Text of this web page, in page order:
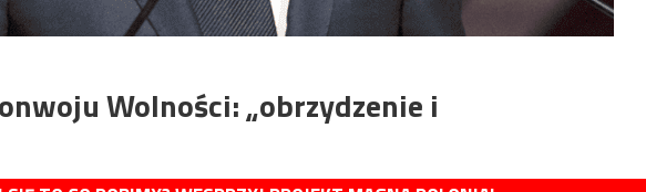
Wolności: „obrzydzenie i